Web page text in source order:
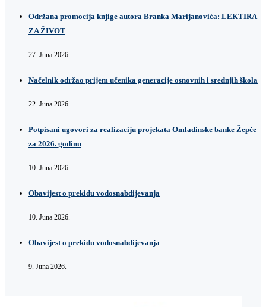
Održana promocija knjige autora Branka Marijanovića: LEKTIRA
ZA ŽIVOT
27. Juna 2026.
Načelnik održao prijem učenika generacije osnovnih i srednjih škola
22. Juna 2026.
Potpisani ugovori za realizaciju projekata Omladinske banke Žepče
za 2026. godinu
10. Juna 2026.
Obavijest o prekidu vodosnabdijevanja
10. Juna 2026.
Obavijest o prekidu vodosnabdijevanja
9. Juna 2026.